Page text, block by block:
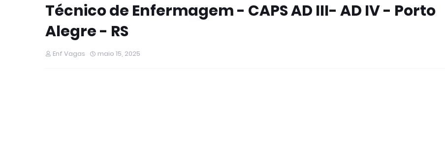
Técnico de Enfermagem - CAPS AD III- AD IV - Porto
Alegre - RS
Enf Vagas maio 15, 2025